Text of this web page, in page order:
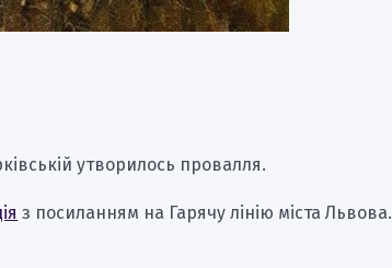
утворилось провалля.
з посиланням на Гарячу лінію міста Львова.